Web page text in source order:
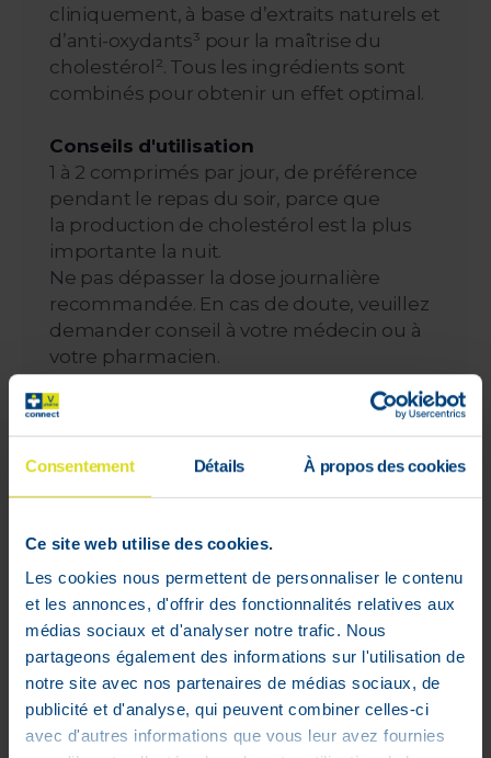
Consentement Détails À propos des cookies
Ce site web utilise des cookies.
Les cookies nous permettent de personnaliser le contenu
et les annonces, d'offrir des fonctionnalités relatives aux
médias sociaux et d'analyser notre trafic. Nous
partageons également des informations sur l'utilisation de
notre site avec nos partenaires de médias sociaux, de
publicité et d'analyse, qui peuvent combiner celles-ci
avec d'autres informations que vous leur avez fournies
cliniquement, à base d’extraits naturels et
d’anti-oxydants³ pour la maîtrise du
cholestérol². Tous les ingrédients sont
combinés pour obtenir un effet optimal.
Conseils d'utilisation
1 à 2 comprimés par jour, de préférence
pendant le repas du soir, parce que
la production de cholestérol est la plus
importante la nuit.
Ne pas dépasser la dose journalière
recommandée. En cas de doute, veuillez
demander conseil à votre médecin ou à
votre pharmacien.
Composition
BERGAMOTE
Extrait standardisé de haute qualité.
flavonoïdes.
Extrait standardisé de haute qualité.
STÉROLS VÉGÉTAUX
Prouvé qu’ils réduisent le taux de
cholestérol1.
VITAMINE C